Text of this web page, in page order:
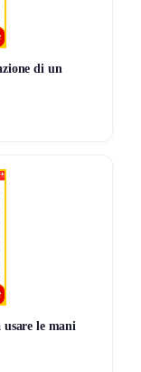
di un
le mani